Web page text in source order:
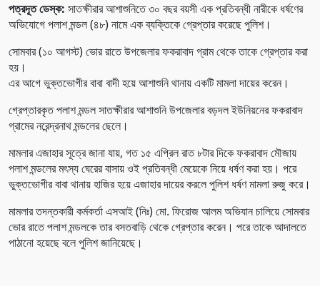
পত্রদূত ডেস্ক: সাতক্ষীরার আশাশুনিতে ৩০ বছর বয়সী এক প্রতিবন্ধী নারীকে ধর্ষণের
অভিযোগে পলাশ মন্ডল (৪৮) নামে এক ব্যক্তিকে গ্রেপ্তার করেছে পুলিশ।
সোমবার (১০ আগস্ট) ভোর রাতে উপজেলার ফকরাবাদ গ্রাম থেকে তাকে গ্রেপ্তার করা
হয়।
এর আগে ভুক্তভোগীর বাবা বাদী হয়ে আশাশুনি থানায় একটি মামলা দায়ের করেন।
গ্রেপ্তারকৃত পলাশ মন্ডল সাতক্ষীরার আশাশুনি উপজেলার বড়দল ইউনিয়নের ফকরাবাদ
গ্রামের নরেন্দ্রনাথ মন্ডলের ছেলে।
মামলার এজাহার সূত্রে জানা যায়, গত ১৫ এপ্রিল রাত ৮টার দিকে ফকরাবাদ মৌজায়
পলাশ মন্ডলের মৎস্য ঘেরের বাসায় ওই প্রতিবন্ধী মেয়েকে নিয়ে ধর্ষণ করা হয়। পরে
ভুক্তভোগীর বাবা থানায় হাজির হয়ে এজাহার দায়ের করলে পুলিশ ধর্ষণ মামলা রুজু করে।
মামলার তদন্তকারী কর্মকর্তা এসআই (নিঃ) মো. ফিরোজ আলম অভিযান চালিয়ে সোমবার
ভোর রাতে পলাশ মন্ডলকে তার বসতবাড়ি থেকে গ্রেপ্তার করেন। পরে তাকে আদালতে
পাঠানো হয়েছে বলে পুলিশ জানিয়েছে।